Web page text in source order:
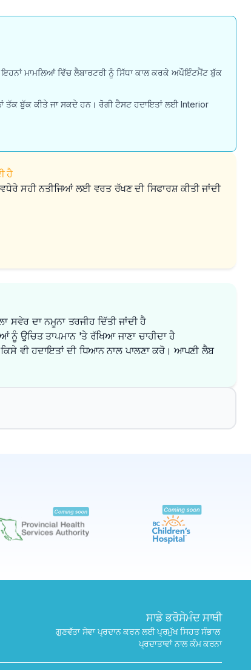
ਮਾਮਲਿਆਂ ਵਿੱਚ ਲੈਬਾਰਟਰੀ ਨੂੰ ਸਿੱਧਾ ਕਾਲ ਕਰਕੇ ਅਪੌਇੰਟਮੈਂਟ ਬੁੱਕ
ਤੱਕ ਬੁੱਕ ਕੀਤੇ ਜਾ ਸਕਦੇ ਹਨ। ਰੋਗੀ ਟੈਸਟ ਹਦਾਇਤਾਂ ਲਈ Interior
ਹੈ
ਵਧੇਰੇ ਸਹੀ ਨਤੀਜਿਆਂ ਲਈ ਵਰਤ ਰੱਖਣ ਦੀ ਸਿਫਾਰਸ਼ ਕੀਤੀ ਜਾਂਦੀ
ਸਵੇਰ ਦਾ ਨਮੂਨਾ ਤਰਜੀਹ ਦਿੱਤੀ ਜਾਂਦੀ ਹੈ
ਨੂੰ ਉਚਿਤ ਤਾਪਮਾਨ 'ਤੇ ਰੱਖਿਆ ਜਾਣਾ ਚਾਹੀਦਾ ਹੈ
ਵੀ ਹਦਾਇਤਾਂ ਦੀ ਧਿਆਨ ਨਾਲ ਪਾਲਣਾ ਕਰੋ। ਆਪਣੀ ਲੈਬ
ਸਾਡੇ ਭਰੋਸੇਮੰਦ ਸਾਥੀ
ਗੁਣਵੱਤਾ ਸੇਵਾ ਪ੍ਰਦਾਨ ਕਰਨ ਲਈ ਪ੍ਰਮੁੱਖ ਸਿਹਤ ਸੰਭਾਲ
ਪ੍ਰਦਾਤਾਵਾਂ ਨਾਲ ਕੰਮ ਕਰਨਾ